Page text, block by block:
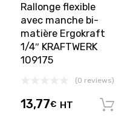
Rallonge flexible
avec manche bi-
matière Ergokraft
1/4″ KRAFTWERK
109175
(0 reviews)
13,77€ HT